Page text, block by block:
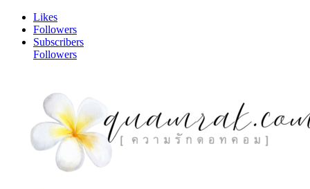
Likes
Followers
Subscribers
Followers